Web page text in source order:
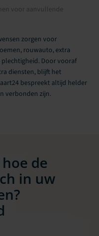
voor aanvullende
zorgen voor
rouwauto, extra
Door vooraf
diensten, blijft het
bespreekt altijd helder
verbonden zijn.
de
in uw